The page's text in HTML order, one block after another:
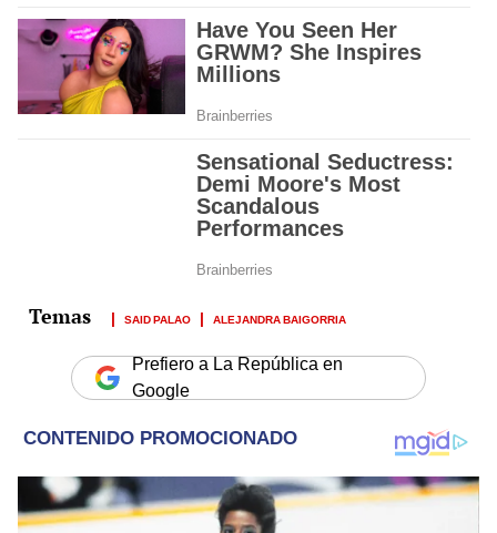
SAID PALAO ALEJANDRA BAIGORRIA
Prefiero a La República en
Google